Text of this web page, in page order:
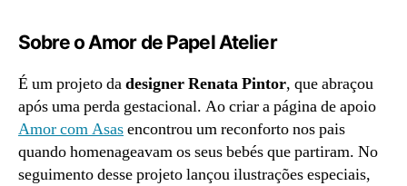
Sobre o Amor de Papel Atelier
É um projeto dadesigner Renata Pintor, que abraçou
após uma perda gestacional. Ao criar a página de apoio
Amor com Asasencontrou um reconforto nos pais
quando homenageavam os seus bebés que partiram. No
seguimento desse projeto lançou ilustrações especiais,